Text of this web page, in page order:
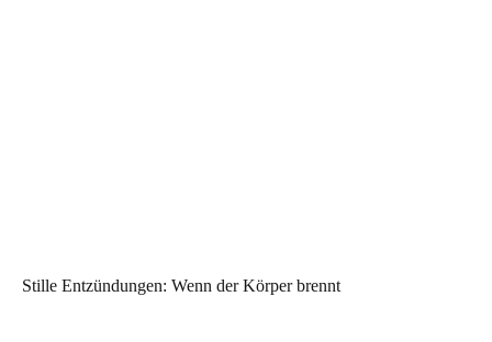
Stille Entzündungen: Wenn der Körper brennt